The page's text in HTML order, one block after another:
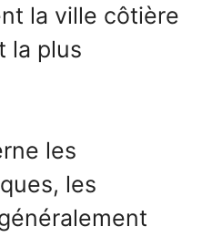
la ville côtière
la plus
les
les